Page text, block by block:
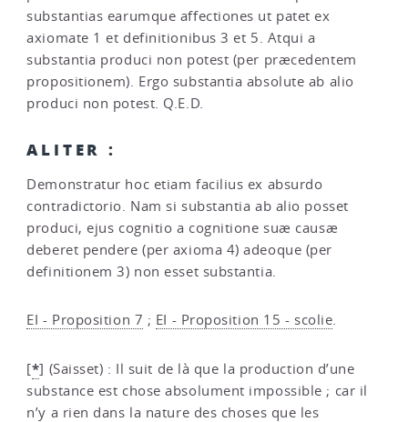
substantias earumque affectiones ut patet ex
axiomate 1 et definitionibus 3 et 5. Atqui a
substantia produci non potest (per præcedentem
propositionem). Ergo substantia absolute ab alio
produci non potest. Q.E.D.
ALITER :
Demonstratur hoc etiam facilius ex absurdo
contradictorio. Nam si substantia ab alio posset
produci, ejus cognitio a cognitione suæ causæ
deberet pendere (per axioma 4) adeoque (per
definitionem 3) non esset substantia.
EI - Proposition 7 ; EI - Proposition 15 - scolie.
[*] (Saisset) : Il suit de là que la production d’une
substance est chose absolument impossible ; car il
n’y a rien dans la nature des choses que les